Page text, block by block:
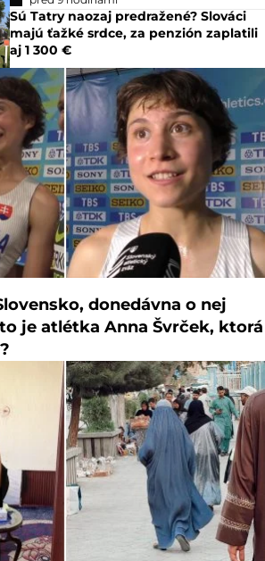
Sú Tatry naozaj predražené? Slováci
majú ťažké srdce, za penzión zaplatili
aj 1 300 €
donedávna o nej
je atlétka Anna Švrček, ktorá